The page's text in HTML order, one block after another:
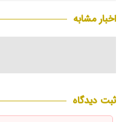
اخبار مشابه
ثبت دیدگاه